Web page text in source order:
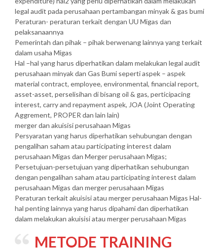
legal audit pada perusahaan pertambangan minyak & gas bumi
Peraturan- peraturan terkait dengan UU Migas dan
pelaksanaannya
Pemerintah dan pihak – pihak berwenang lainnya yang terkait
dalam usaha Migas
Hal –hal yang harus diperhatikan dalam melakukan legal audit
perusahaan minyak dan Gas Bumi seperti aspek – aspek
material contract, employee, environmental, financial report,
asset-asset, perselisihan di bisang oil & gas, perticipacing
interest, carry and repayment aspek, JOA (Joint Operating
Aggrement, PROPER dan lain lain)
merger dan akuisisi perusahaan Migas
Persyaratan yang harus diperhatikan sehubungan dengan
pengalihan saham atau participating interest dalam
perusahaan Migas dan Merger perusahaan Migas;
Persetujuan-persetujuan yang diperhatikan sehubungan
dengan pengalihan saham atau participating interest dalam
perusahaan Migas dan merger perusahaan Migas
Peraturan terkait akuisisi atau merger perusahaan Migas Hal-
hal penting lainnya yang harus dipahami dan diperhatikan
dalam melakukan akuisisi atau merger perusahaan Migas
METODE TRAINING